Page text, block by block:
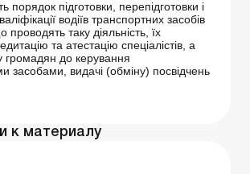
порядок підготовки, перепідготовки і
водіїв транспортних засобів
проводять таку діяльність, їх
та атестацію спеціалістів, а
громадян до керування
засобами, видачі (обміну) посвідчень
к материалу